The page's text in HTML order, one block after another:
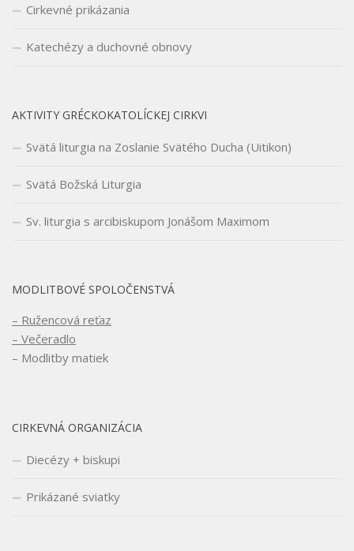
Cirkevné prikázania
Katechézy a duchovné obnovy
AKTIVITY GRÉCKOKATOLÍCKEJ CIRKVI
Svätá liturgia na Zoslanie Svätého Ducha (Uitikon)
Svätá Božská Liturgia
Sv. liturgia s arcibiskupom Jonášom Maximom
MODLITBOVÉ SPOLOČENSTVÁ
– Ružencová reťaz
– Večeradlo
– Modlitby matiek
CIRKEVNÁ ORGANIZÁCIA
Diecézy + biskupi
Prikázané sviatky